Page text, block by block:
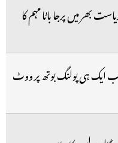
بھر میں پرجا باٹا مہم کا
ایک ہی پولنگ بوتھ پر ووٹ